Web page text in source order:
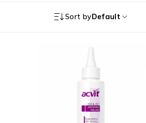
Sort byDefault